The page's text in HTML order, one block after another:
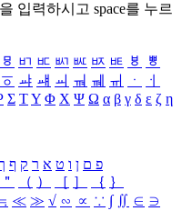
을 입력하시고 space를 누르
ㅱ ㅲ ㅳ ㅴ ㅵ ㅶ ㅷ ㅸ
ㅹ
ㆆ ㆇ ㆈ ㆉ ㆊ ㆋ ㆌ ㆍ
ㆎ
Σ ΤΥ Φ Χ Ψ Ω α β γ δ ε ζ η
פ ם ן ו ט א ר ק ף
＂ （ ） ［ ］ ｛ ｝
≪ ≫ √ ∽ ∝ ∵ ∫ ∬ ∈ ∋